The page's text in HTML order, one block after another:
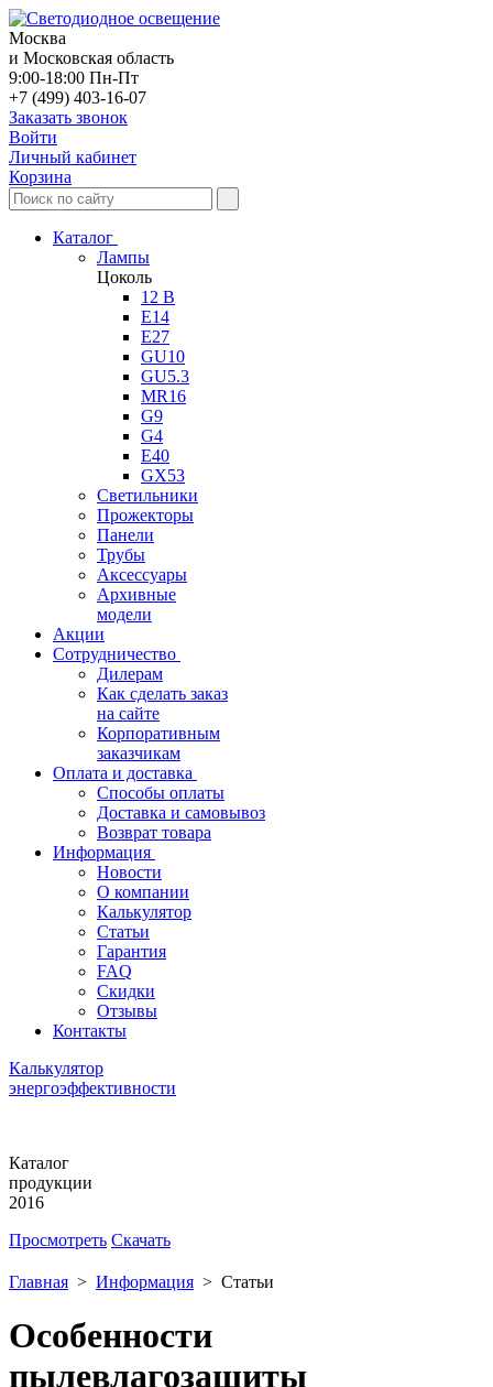
Москва
и Московская область
9:00-18:00 Пн-Пт
+7 (499) 403-16-07
Заказать звонок
Войти
Личный кабинет
Корзина
Каталог
Лампы
Цоколь
12 В
E14
E27
GU10
GU5.3
MR16
G9
G4
E40
GX53
Светильники
Прожекторы
Панели
Трубы
Аксессуары
Архивные
модели
Акции
Сотрудничество
Дилерам
Как сделать заказ
на сайте
Корпоративным
заказчикам
Оплата и доставка
Способы оплаты
Доставка и самовывоз
Возврат товара
Информация
Новости
О компании
Калькулятор
Статьи
Гарантия
FAQ
Скидки
Отзывы
Контакты
Калькулятор
энергоэффективности
Каталог
продукции
2016
Просмотреть Скачать
Главная > Информация > Статьи
Особенности
пылевлагозащиты